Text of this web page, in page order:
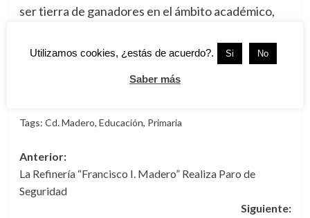
ser tierra de ganadores en el ámbito académico,
exportación, porque hemos hecho de la educación
de calidad, la piedra angular para la construcción
de una mejor sociedad», aseveró el munícipe.
Tags: Cd. Madero, Educación, Primaria
Navegación
de
entradas
Anterior:
La Refinería “Francisco I. Madero” Realiza Paro de
Seguridad
Siguiente:
Utilizamos cookies, ¿estás de acuerdo?. Si No
Saber más